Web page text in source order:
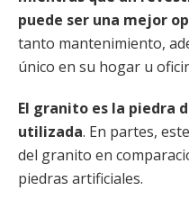
puede ser una mejor
tanto mantenimiento,
único en su hogar u
El granito es la piedra
utilizada. En partes,
del granito en
piedras artificiales.